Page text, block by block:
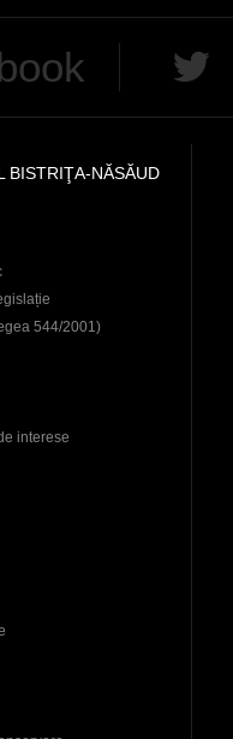
BISTRIŢA-NĂSĂUD
544/2001)
interese